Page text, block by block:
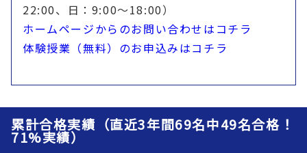
22:00、日：9:00〜18:00）
ホームページからのお問い合わせはコチラ
体験授業（無料）のお申込みはコチラ
累計合格実績（直近3年間69名中49名合格！
71%実績）